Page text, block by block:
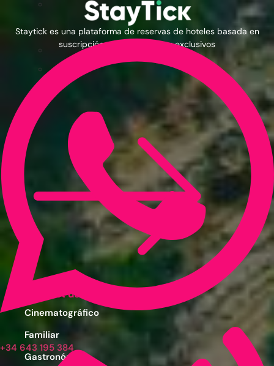
Ver post de Asia
Cinematográfico
Familiar
Gastronómico
Staytick es una plataforma de reservas de hoteles basada en
suscripción con precios muy exclusivos
+34 643 195 384